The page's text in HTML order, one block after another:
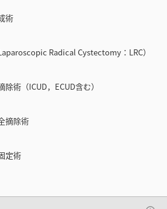
術
Radical Cystectomy：LRC）
術（ICUD，ECUD含む）
摘除術
定術